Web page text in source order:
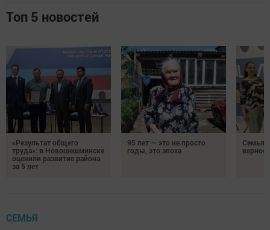
Топ 5 новостей
«Результат общего
труда»: в Новошешминске
оценили развитие района
за 5 лет
95 лет — это не просто
годы, это эпоха
Семья
СЕМЬЯ